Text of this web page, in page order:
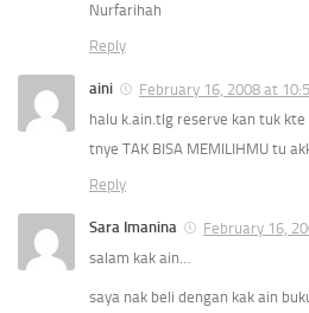
Nurfarihah
Reply
aini
February 16, 2008 at
halu k.ain.tlg reserve kan tuk kte
tnye TAK BISA MEMILIHMU tu
Reply
Sara Imanina
February 16,
salam kak ain…
saya nak beli dengan kak ain